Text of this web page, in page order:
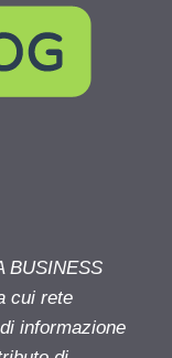
BUSINESS
cui rete
informazione